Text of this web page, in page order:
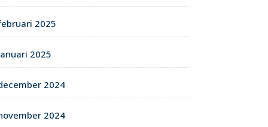
2025
2025
2024
2024